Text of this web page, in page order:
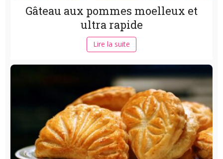
Gâteau aux pommes moelleux et
ultra rapide
Lire la suite